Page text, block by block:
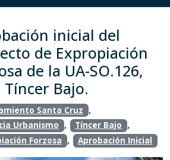
inicial del
de Expropiación
de la UA-SO.126,
Tíncer Bajo.
Santa Cruz ,
Urbanismo , Tíncer Bajo ,
Forzosa , Aprobación Inicial